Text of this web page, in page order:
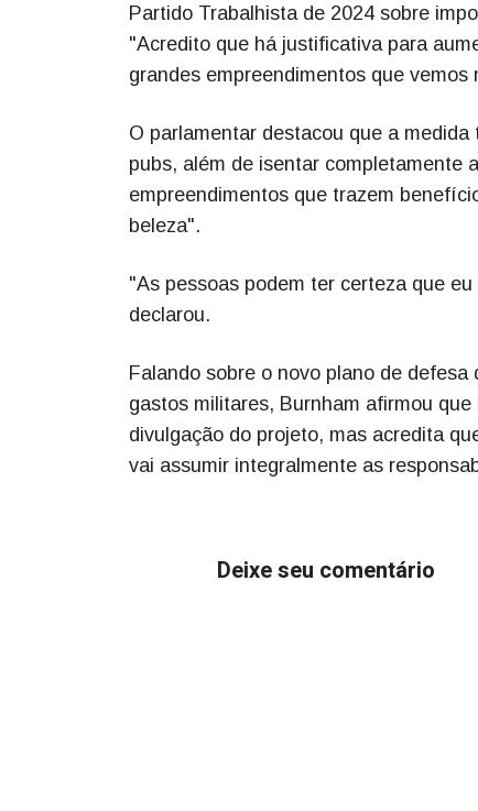
Partido Trabalhista de 2024 sobre
"Acredito que há justificativa para
grandes empreendimentos que
O parlamentar destacou que a
pubs, além de isentar completamente
empreendimentos que trazem
beleza".
"As pessoas podem ter certeza que
declarou.
Falando sobre o novo plano de
gastos militares, Burnham afirmou
divulgação do projeto, mas acredita
vai assumir integralmente as
Deixe seu comentário